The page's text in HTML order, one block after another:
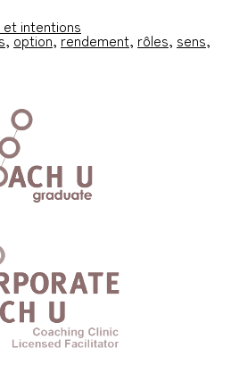
intentions
,option,rendement, rôles, sens,